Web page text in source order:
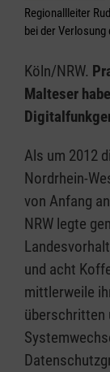
Regionallleiter
bei der
Köln/NRW.
Malteser
Als um 2012
Nordrhein-
von Anfang
NRW legte
und acht
mittlerweile
überschritten